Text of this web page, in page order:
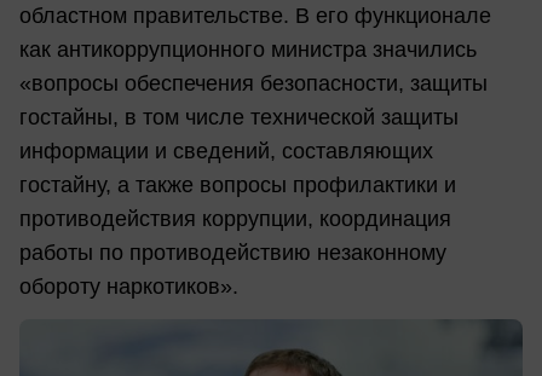
областном правительстве. В его функционале
как антикоррупционного министра значились
«вопросы обеспечения безопасности, защиты
гостайны, в том числе технической защиты
информации и сведений, составляющих
гостайну, а также вопросы профилактики и
противодействия коррупции, координация
работы по противодействию незаконному
обороту наркотиков».